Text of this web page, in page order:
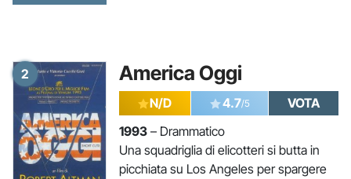
2 America Oggi
N/D 4.7/5
VOTA
1993 – Drammatico
Una squadriglia di elicotteri si butta in
picchiata su Los Angeles per spargere